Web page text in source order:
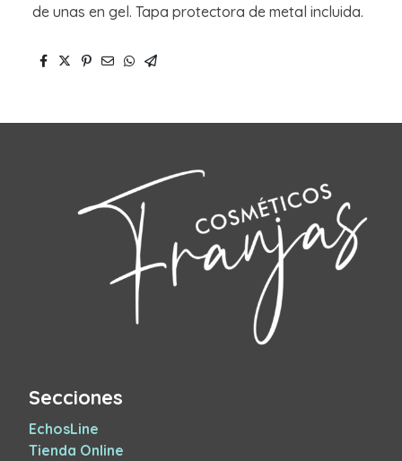
de unas en gel. Tapa protectora de metal incluida.
Secciones
EchosLine
Tienda Online